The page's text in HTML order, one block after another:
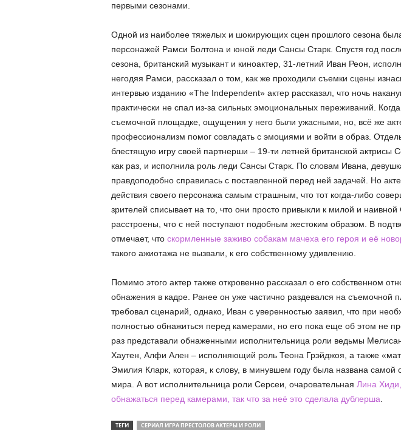
первыми сезонами.
Одной из наиболее тяжелых и шокирующих сцен прошлого сезона
персонажей Рамси Болтона и юной леди Сансы Старк. Спустя год
сезона, британский музыкант и киноактер, 31-летний Иван Реон,
негодяя Рамси, рассказал о том, как же проходили съемки сцены
интервью изданию «The Independent» актер рассказал, что ночь
практически не спал из-за сильных эмоциональных переживаний.
съемочной площадке, ощущения у него были ужасными, но, всё же
профессионализм помог совладать с эмоциями и войти в образ.
блестящую игру своей партнерши – 19-ти летней британской актрисы
как раз, и исполнила роль леди Сансы Старк. По словам Ивана,
правдоподобно справилась с поставленной перед ней задачей. Но
действия своего персонажа самым страшным, что тот когда-либо
зрителей списывает на то, что они просто привыкли к милой и
расстроены, что с ней поступают подобным жестоким образом. В
отмечает, что скормленные заживо собакам мачеха его героя и её
такого ажиотажа не вызвали, к его собственному удивлению.
Помимо этого актер также откровенно рассказал о его собственном
обнажения в кадре. Ранее он уже частично раздевался на съемочной
требовал сценарий, однако, Иван с уверенностью заявил, что при
полностью обнажиться перед камерами, но его пока еще об этом не
раз представали обнаженными исполнительница роли ведьмы
Хаутен, Алфи Ален – исполняющий роль Теона Грэйджоя, а также
Эмилия Кларк, которая, к слову, в минувшем году была названа самой
мира. А вот исполнительница роли Серсеи, очаровательная Лина
обнажаться перед камерами, так что за неё это сделала дублерша
ТЕГИ СЕРИАЛ ИГРА ПРЕСТОЛОВ АКТЕРЫ И РОЛИ